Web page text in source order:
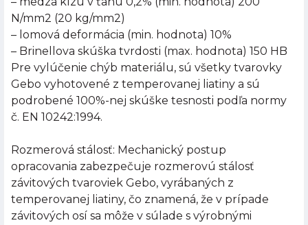
N/mm2 (20 kg/mm2)
– lomová deformácia (min. hodnota) 10%
– Brinellova skúška tvrdosti (max. hodnota) 150 HB
Pre vylúčenie chýb materiálu, sú všetky tvarovky
Gebo vyhotovené z temperovanej liatiny a sú
podrobené 100%-nej skúške tesnosti podľa normy
č. EN 10242:1994.
Rozmerová stálosť: Mechanický postup
opracovania zabezpečuje rozmerovú stálosť
závitových tvaroviek Gebo, vyrábaných z
temperovanej liatiny, čo znamená, že v prípade
závitových osí sa môže v súlade s výrobnými